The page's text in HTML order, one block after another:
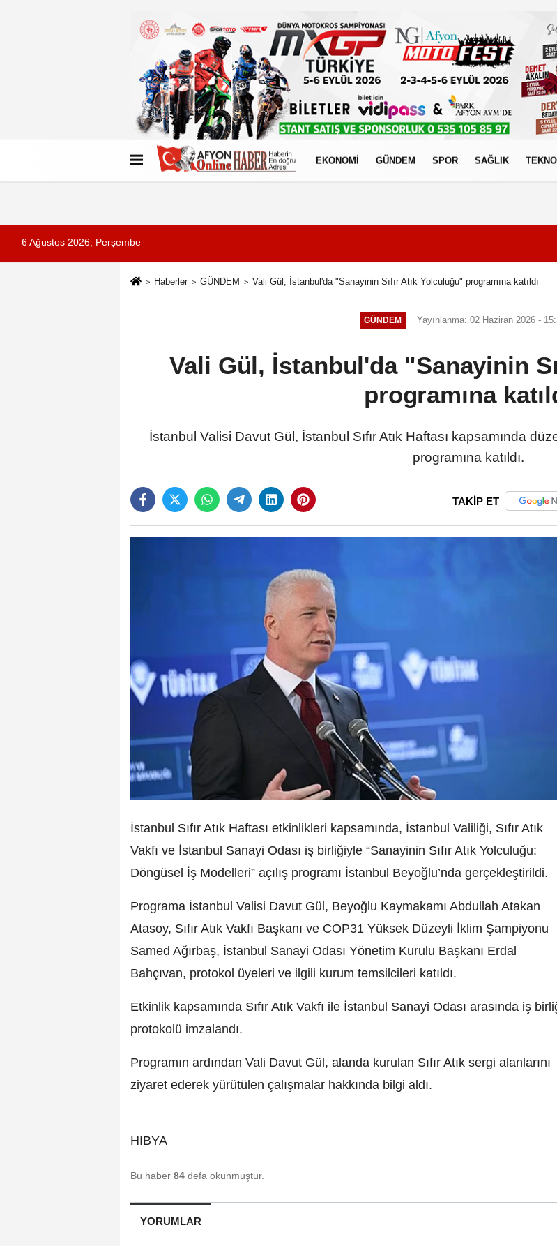
Künye İletişim Çerez Politikası
EKONOMİ GÜNDEM SPOR SAĞLIK
6 Ağustos 2026, Perşembe
Haberler GÜNDEM Vali Gül, İstanbul'da "Sanayinin Sıfır Atık Yolculuğu" programına katıldı
GÜNDEM Yayınlanma: 02 Haziran 2026 -
Vali Gül, İstanbul'da "Sanayinin
programına
İstanbul Valisi Davut Gül, İstanbul Sıfır Atık Haftası kapsamında
programına katıldı.
TAKİP ET
İstanbul Sıfır Atık Haftası etkinlikleri kapsamında, İstanbul Valiliği, Sıfır Atık
Vakfı ve İstanbul Sanayi Odası iş birliğiyle “Sanayinin Sıfır Atık Yolculuğu:
Döngüsel İş Modelleri” açılış programı İstanbul Beyoğlu’nda gerçekleştirildi.
Programa İstanbul Valisi Davut Gül, Beyoğlu Kaymakamı Abdullah Atakan
Atasoy, Sıfır Atık Vakfı Başkanı ve COP31 Yüksek Düzeyli İklim Şampiyonu
Samed Ağırbaş, İstanbul Sanayi Odası Yönetim Kurulu Başkanı Erdal
Bahçıvan, protokol üyeleri ve ilgili kurum temsilcileri katıldı.
Etkinlik kapsamında Sıfır Atık Vakfı ile İstanbul Sanayi Odası arasında iş
protokolü imzalandı.
Programın ardından Vali Davut Gül, alanda kurulan Sıfır Atık sergi alanlarını
ziyaret ederek yürütülen çalışmalar hakkında bilgi aldı.
HIBYA
Bu haber 84 defa okunmuştur.
YORUMLAR